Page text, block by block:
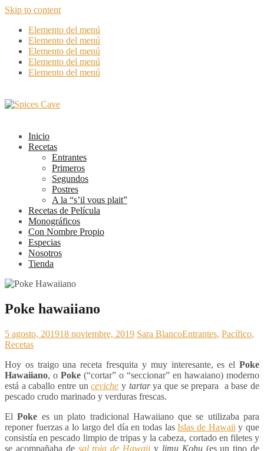
Skip to content
Elemento del menú
Elemento del menú
Elemento del menú
Elemento del menú
Elemento del menú
Inicio
Recetas
Entrantes
Primeros
Segundos
Postres
A la “s’il vous plait”
Recetas de Película
Monográficos
Con Nombre Propio
Especias
Nosotros
Tienda
Poke hawaiiano
5 agosto, 201918 noviembre, 2019 Sara BlancoEntrantes, Pacífico,
Recetas
Hoy os traigo una receta fresquita y muy interesante, es el Poke
Hawaiiano, o Poke (“cortar” o “seccionar” en hawaiano) moderno
está a caballo entre unceviche y tartarya que se prepara a base de
pescado crudo marinado y verduras frescas.
ElPoke es un plato tradicional Hawaiiano que se utilizaba para
reponer fuerzas a lo largo del día en todas lasIslas de Hawaii y que
consistía en pescado limpio de tripas y la cabeza, cortado en filetes y
se acompañaba de sal roja de Hawaii y limu Kohu(es un tipo de